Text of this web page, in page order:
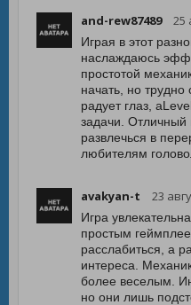
and-rew87489 25
Играя в этот
наслаждаюсь
простотой
начать, но трудно
радует глаз,
задачи. Отличный
развлечься в
любителям
avakyan-t 23
Игра
простым
расслабиться, а
интереса.
более веселым.
но они лишь